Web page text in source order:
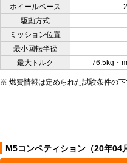
ホイールベース
駆動方式
ミッション位置
最小回転半径
最大トルク
76.5kg・
※ 燃費情報は定められた試験条件の下
M5コンペティション（20年04